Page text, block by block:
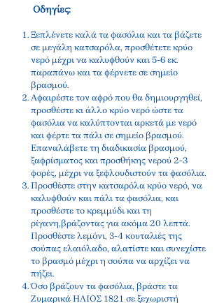
Οδηγίες:
Ξεπλένετε καλά τα φασόλια και τα βάζετε
σε μεγάλη κατσαρόλα, προσθέτετε κρύο
νερό μέχρι να καλυφθούν και 5-6 εκ.
παραπάνω και τα φέρνετε σε σημείο
βρασμού.
Αφαιρέστε τον αφρό που θα δημιουργηθεί,
προσθέστε κι άλλο κρύο νερό ώστε τα
φασόλια να καλύπτονται αρκετά με νερό
και φέρτε τα πάλι σε σημείο βρασμού.
Επαναλάβετε τη διαδικασία βρασμού,
ξαφρίσματος και προσθήκης νερού 2-3
φορές, μέχρι να ξεφλουδιστούν τα φασόλια.
Προσθέστε στην κατσαρόλα κρύο νερό, να
καλυφθούν και πάλι τα φασόλια, και
προσθέστε το κρεμμύδι και τη
ρίγανη,βράζοντας για ακόμα 20 λεπτά.
Προσθέστε λεμόνι, 3-4 κουταλιές της
σούπας ελαιόλαδο, αλατίστε και συνεχίστε
το βρασμό μέχρι η σούπα να αρχίζει να
πήζει.
Όσο βράζουν τα φασόλια, βράστε τα
Ζυμαρικά ΗΛΙΟΣ 1821 σε ξεχωριστή